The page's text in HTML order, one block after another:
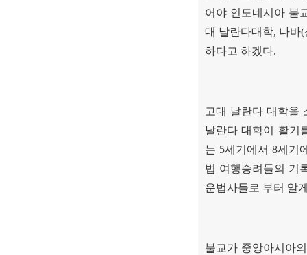
어야 인도네시아 불
대 날란다대학, 나바(
하다고 하겠다.
고대 날란다 대학을
날란다 대학이 활기
는 5세기에서 8세기
법 여행승려들의 기
운법사들로 부터 알
불교가 중앙아시아